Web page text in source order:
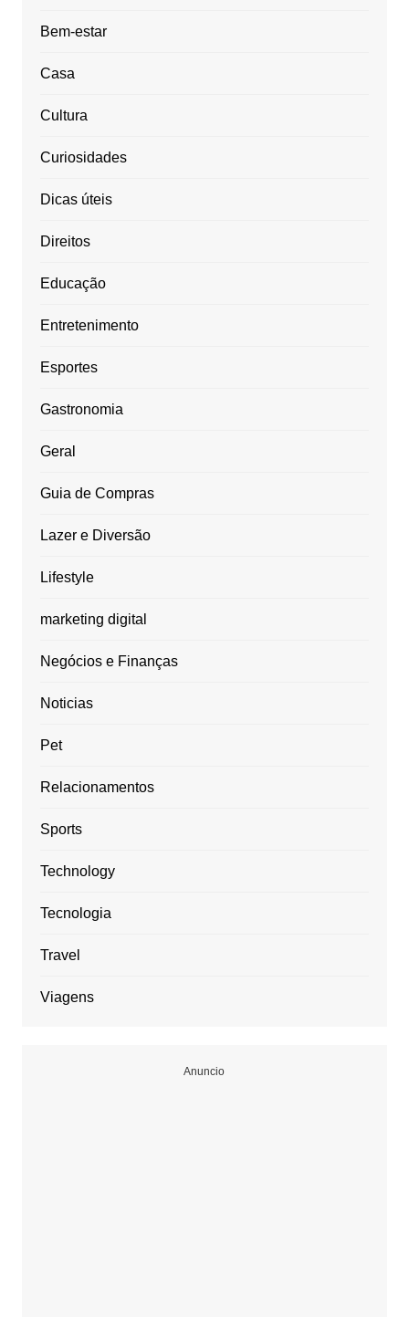
Bem-estar
Casa
Cultura
Curiosidades
Dicas úteis
Direitos
Educação
Entretenimento
Esportes
Gastronomia
Geral
Guia de Compras
Lazer e Diversão
Lifestyle
marketing digital
Negócios e Finanças
Noticias
Pet
Relacionamentos
Sports
Technology
Tecnologia
Travel
Viagens
Anuncio